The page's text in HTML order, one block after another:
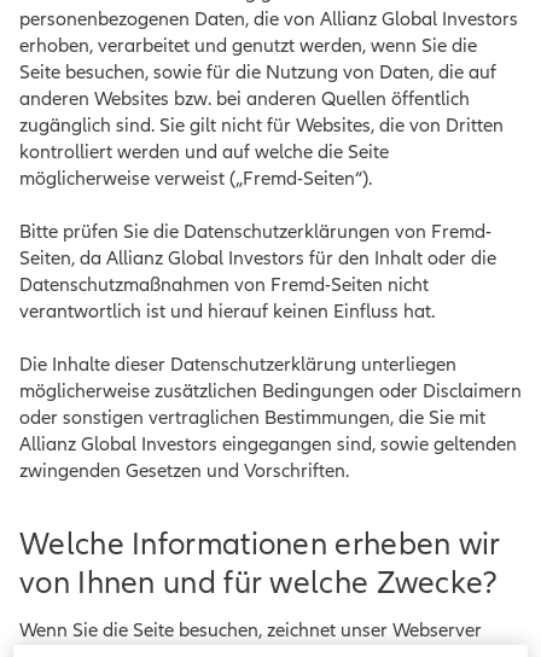
personenbezogenen Daten, die von Allianz Global Investors
erhoben, verarbeitet und genutzt werden, wenn Sie die
Seite besuchen, sowie für die Nutzung von Daten, die auf
anderen Websites bzw. bei anderen Quellen öffentlich
zugänglich sind. Sie gilt nicht für Websites, die von Dritten
kontrolliert werden und auf welche die Seite
möglicherweise verweist („Fremd-Seiten“).
Bitte prüfen Sie die Datenschutzerklärungen von Fremd-
Seiten, da Allianz Global Investors für den Inhalt oder die
Datenschutzmaßnahmen von Fremd-Seiten nicht
verantwortlich ist und hierauf keinen Einfluss hat.
Die Inhalte dieser Datenschutzerklärung unterliegen
möglicherweise zusätzlichen Bedingungen oder Disclaimern
oder sonstigen vertraglichen Bestimmungen, die Sie mit
Allianz Global Investors eingegangen sind, sowie geltenden
zwingenden Gesetzen und Vorschriften.
Welche Informationen erheben wir
von Ihnen und für welche Zwecke?
Wenn Sie die Seite besuchen, zeichnet unser Webserver